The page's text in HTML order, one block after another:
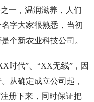
一，温润滋养，人们
字大家很熟悉，当初
个新农业科技公司。
时代”、“XX无线”，因
从确定成立公司起，
册下来，同时保证把